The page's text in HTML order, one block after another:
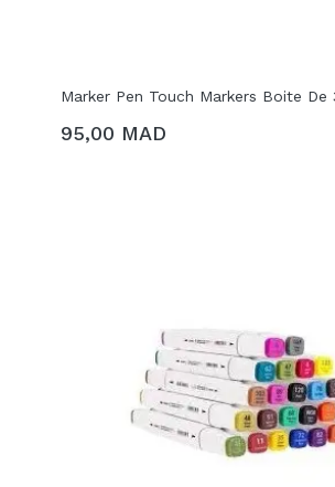
Marker Pen Touch Markers Boite De
95,00 MAD